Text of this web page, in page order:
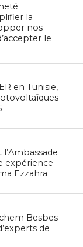
la
nos
le
en Tunisie,
expérience
Ezzahra
Besbes
de